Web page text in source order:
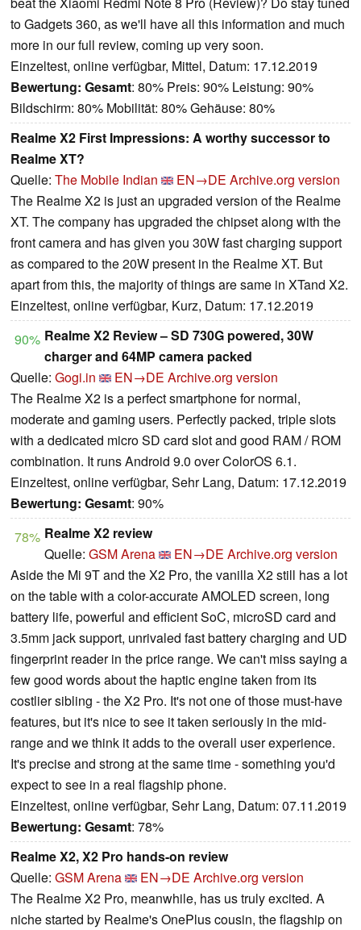
to Gadgets 360, as we'll have all this information and much
more in our full review, coming up very soon.
Einzeltest, online verfügbar, Mittel, Datum: 17.12.2019
Bewertung: Gesamt: 80% Preis: 90% Leistung: 90%
Bildschirm: 80% Mobilität: 80% Gehäuse: 80%
Realme X2 First Impressions: A worthy successor to
Realme XT?
Quelle: The Mobile Indian EN→DE Archive.org version
The Realme X2 is just an upgraded version of the Realme
XT. The company has upgraded the chipset along with the
front camera and has given you 30W fast charging support
as compared to the 20W present in the Realme XT. But
apart from this, the majority of things are same in XTand X2.
Einzeltest, online verfügbar, Kurz, Datum: 17.12.2019
90% Realme X2 Review – SD 730G powered, 30W
charger and 64MP camera packed
Quelle: Gogi.in EN→DE Archive.org version
The Realme X2 is a perfect smartphone for normal,
moderate and gaming users. Perfectly packed, triple slots
with a dedicated micro SD card slot and good RAM / ROM
combination. It runs Android 9.0 over ColorOS 6.1.
Einzeltest, online verfügbar, Sehr Lang, Datum: 17.12.2019
Bewertung: Gesamt: 90%
78% Realme X2 review
Quelle: GSM Arena EN→DE Archive.org version
Aside the Mi 9T and the X2 Pro, the vanilla X2 still has a lot
on the table with a color-accurate AMOLED screen, long
battery life, powerful and efficient SoC, microSD card and
3.5mm jack support, unrivaled fast battery charging and UD
fingerprint reader in the price range. We can't miss saying a
few good words about the haptic engine taken from its
costlier sibling - the X2 Pro. It's not one of those must-have
features, but it's nice to see it taken seriously in the mid-
range and we think it adds to the overall user experience.
It's precise and strong at the same time - something you'd
expect to see in a real flagship phone.
Einzeltest, online verfügbar, Sehr Lang, Datum: 07.11.2019
Bewertung: Gesamt: 78%
Realme X2, X2 Pro hands-on review
Quelle: GSM Arena EN→DE Archive.org version
The Realme X2 Pro, meanwhile, has us truly excited. A
niche started by Realme's OnePlus cousin, the flagship on